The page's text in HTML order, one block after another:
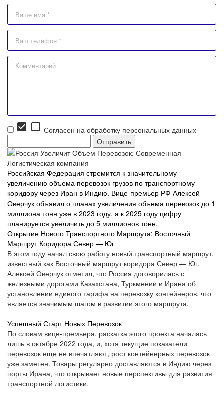
check_box check_box_outline_blank Согласен на обработку персональных данных
Российская Федерация стремится к значительному
увеличению объема перевозок грузов по транспортному
коридору через Иран в Индию. Вице-премьер РФ Алексей
Оверчук объявил о планах увеличения объема перевозок до 1
миллиона тонн уже в 2023 году, а к 2025 году цифру
планируется увеличить до 5 миллионов тонн.
Открытие Нового Транспортного Маршрута: Восточный
Маршрут Коридора Север — Юг
В этом году начал свою работу новый транспортный маршрут,
известный как Восточный маршрут коридора Север — Юг.
Алексей Оверчук отметил, что Россия договорилась с
железными дорогами Казахстана, Туркмении и Ирана об
установлении единого тарифа на перевозку контейнеров, что
является значимым шагом в развитии этого маршрута.
Успешный Старт Новых Перевозок
По словам вице-премьера, раскатка этого проекта началась
лишь в октябре 2022 года, и, хотя текущие показатели
перевозок еще не впечатляют, рост контейнерных перевозок
уже заметен. Товары регулярно доставляются в Индию через
порты Ирана, что открывает новые перспективы для развития
транспортной логистики.